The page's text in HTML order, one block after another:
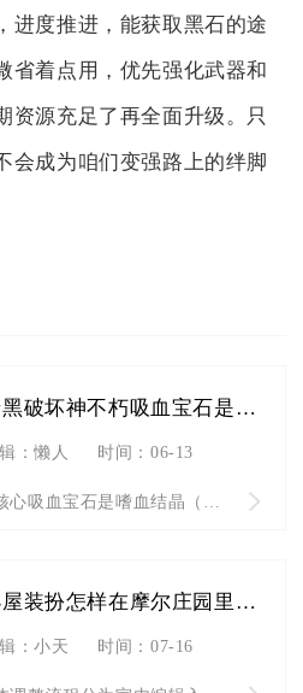
进度推进，能获取黑石的途
省着点用，优先强化武器和
资源充足了再全面升级。只
会成为咱们变强路上的绊脚
暗黑破坏神不朽吸血宝石是哪个
：懒人 时间：06-13
小屋装扮怎样在摩尔庄园里调整
：小天 时间：07-16